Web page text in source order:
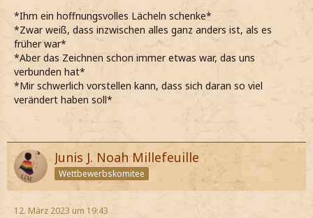
*Ihm ein hoffnungsvolles Lächeln schenke*
*Zwar weiß, dass inzwischen alles ganz anders ist, als es
früher war*
*Aber das Zeichnen schon immer etwas war, das uns
verbunden hat*
*Mir schwerlich vorstellen kann, dass sich daran so viel
verändert haben soll*
Junis J. Noah Millefeuille
Wettbewerbskomitee
12. März 2023 um 19:43